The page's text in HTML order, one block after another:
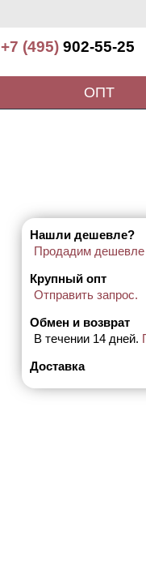
+7 (495) 902-55-25
ОПТ
Нашли дешевле?
Продадим дешевле
Крупный опт
Отправить запрос.
Обмен и возврат
В течении 14 дней.
Доставка